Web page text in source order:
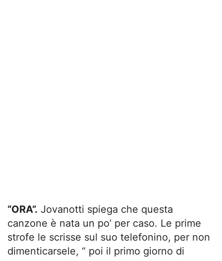
“ORA”. Jovanotti spiega che questa
canzone è nata un po’ per caso. Le prime
strofe le scrisse sul suo telefonino, per non
dimenticarsele, “ poi il primo giorno di